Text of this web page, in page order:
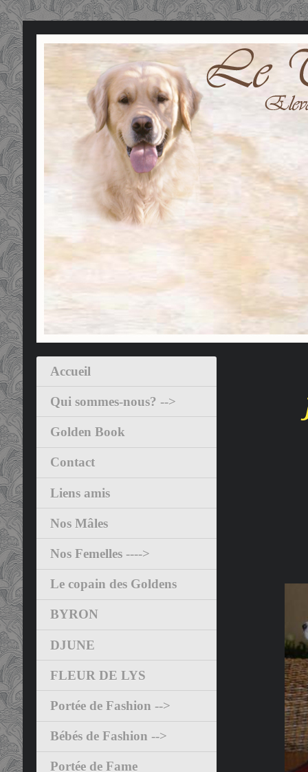
Accueil
Qui sommes-nous? -->
Golden Book
Contact
Liens amis
Nos Mâles
Nos Femelles ---->
Le copain des Goldens
BYRON
DJUNE
FLEUR DE LYS
Portée de Fashion -->
Bébés de Fashion -->
Portée de Fame